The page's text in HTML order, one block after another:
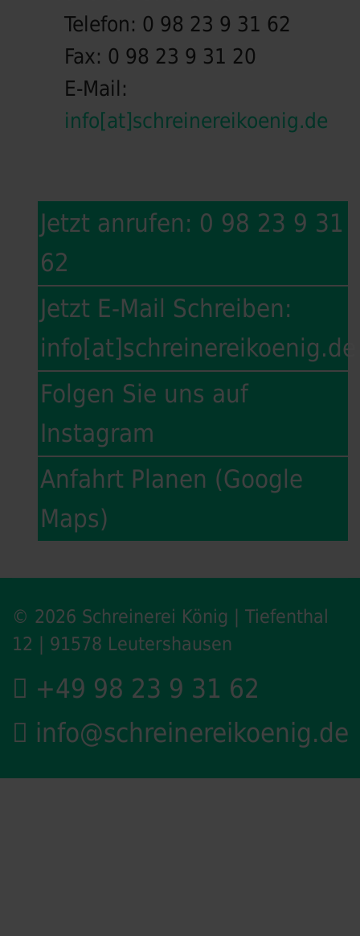
Telefon: 0 98 23 9 31 62
Fax: 0 98 23 9 31 20
E-Mail:
info[at]schreinereikoenig.de
Jetzt anrufen: 0 98 23 9 31
62
Jetzt E-Mail Schreiben:
info[at]schreinereikoenig.de
Folgen Sie uns auf
Instagram
Anfahrt Planen (Google
Maps)
© 2026 Schreinerei König | Tiefenthal
12 | 91578 Leutershausen
+49 98 23 9 31 62
info@schreinereikoenig.de